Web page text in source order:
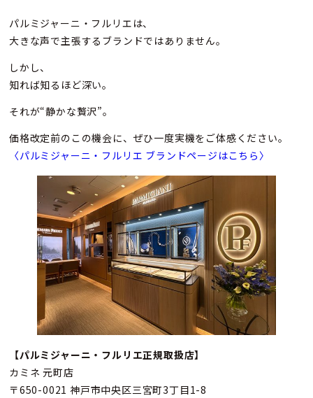
パルミジャーニ・フルリエは、
大きな声で主張するブランドではありません。
しかし、
知れば知るほど深い。
それが“静かな贅沢”。
価格改定前のこの機会に、ぜひ一度実機をご体感ください。
〈パルミジャーニ・フルリエ ブランドページはこちら〉
【パルミジャーニ・フルリエ正規取扱店】
カミネ 元町店
〒650-0021 神戸市中央区三宮町3丁目1-8